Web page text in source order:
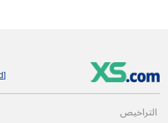
[email protected]
التراخيص